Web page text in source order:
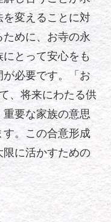
変えることに対
めに、お寺の永
とって安心をも
必要です。「お
、将来にわたる供
要な家族の意思
。この合意形成
に活かすための